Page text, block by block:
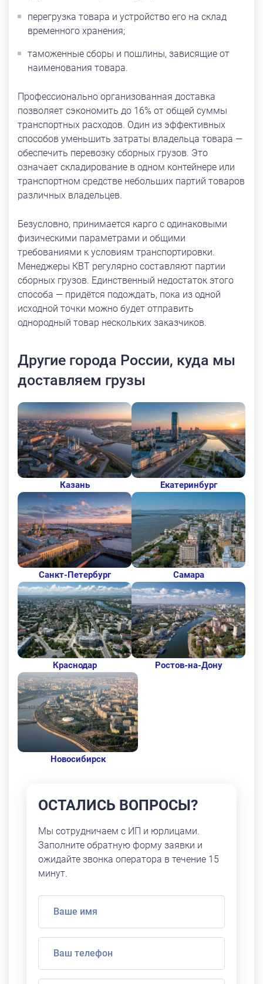
перегрузка товара и устройство его на склад
временного хранения;
таможенные сборы и пошлины, зависящие от
наименования товара.
Профессионально организованная доставка
позволяет сэкономить до 16% от общей суммы
транспортных расходов. Один из эффективных
способов уменьшить затраты владельца товара —
обеспечить перевозку сборных грузов. Это
означает складирование в одном контейнере или
транспортном средстве небольших партий товаров
различных владельцев.
Безусловно, принимается карго с одинаковыми
физическими параметрами и общими
требованиями к условиям транспортировки.
Менеджеры КВТ регулярно составляют партии
сборных грузов. Единственный недостаток этого
способа — придётся подождать, пока из одной
исходной точки можно будет отправить
однородный товар нескольких заказчиков.
Другие города России, куда мы
доставляем грузы
Казань Екатеринбург
Санкт-Петербург Самара
Краснодар Ростов-на-Дону
Новосибирск
ОСТАЛИСЬ ВОПРОСЫ?
Мы сотрудничаем с ИП и юрлицами.
Заполните обратную форму заявки и
ожидайте звонка оператора в течение 15
минут.